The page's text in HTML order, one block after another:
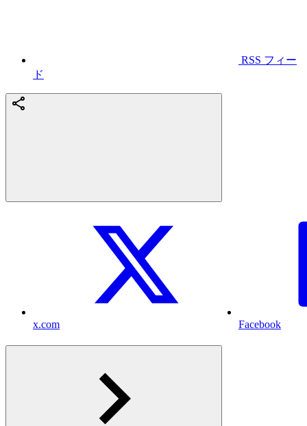
RSS フィー
ド
x.com Facebook